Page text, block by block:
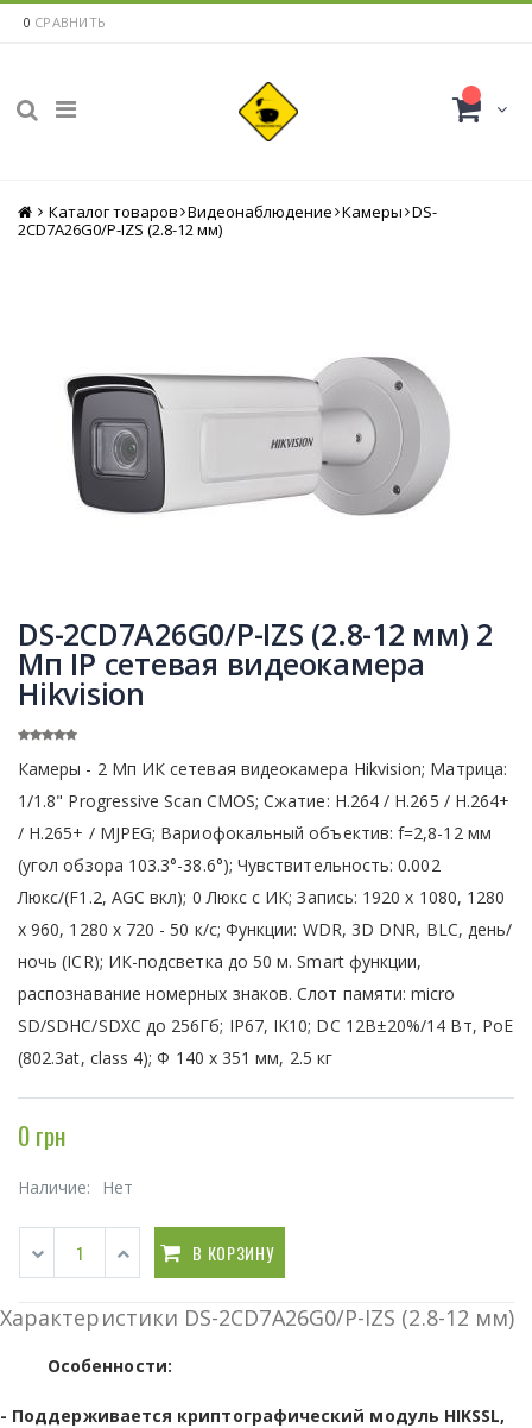
0 СРАВНИТЬ
Главная
Каталог товаров Видеонаблюдение Камеры DS-
2CD7A26G0/P-IZS (2.8-12 мм)
DS-2CD7A26G0/P-IZS (2.8-12 мм) 2
Мп IP сетевая видеокамера
Hikvision
Камеры - 2 Мп ИК сетевая видеокамера Hikvision; Матрица:
1/1.8" Progressive Scan CMOS; Сжатие: H.264 / Н.265 / H.264+
/ Н.265+ / MJPEG; Вариофокальный объектив: f=2,8-12 мм
(угол обзора 103.3°-38.6°); Чувствительность: 0.002
Люкс/(F1.2, AGC вкл); 0 Люкс с ИК; Запись: 1920 x 1080, 1280
х 960, 1280 х 720 - 50 к/с; Функции: WDR, 3D DNR, BLC, день/
ночь (ICR); ИК-подсветка до 50 м. Smart функции,
распознавание номерных знаков. Слот памяти: micro
SD/SDHC/SDXC до 256Гб; IP67, IK10; DC 12В±20%/14 Вт, PoE
(802.3at, class 4); Ф 140 х 351 мм, 2.5 кг
0 грн
Наличие: Нет
В КОРЗИНУ
Характеристики DS-2CD7A26G0/P-IZS (2.8-12 мм)
Особенности:
- Поддерживается криптографический модуль HIKSSL,